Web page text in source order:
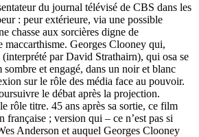
du journal télévisé de CBS dans les
: peur extérieure, via une possible
chasse aux sorcières digne de
maccarthisme. Georges Clooney qui,
par David Strathairn), qui osa se
et engagé, dans un noir et blanc
sur le rôle des média face au pouvoir.
le débat après la projection.
rôle titre. 45 ans après sa sortie, ce film
; version qui – ce n’est pas si
Anderson et auquel Georges Clooney